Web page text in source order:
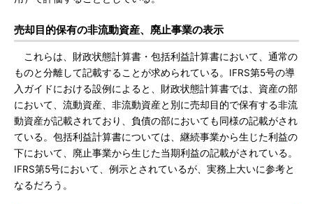
売却目的保有の非流動資産、廃止事業の表示
これらは、財政状態計算書・包括利益計算書において、通常の
ものと分離して記載することが求められている。IFRS第5号の導
入ガイドにおける設例によると、財政状態計算書では、資産の部
において、流動資産、非流動資産と別に売却目的で保有する非流
動資産が記載されており、負債の部においても同様の記載がされ
ている。包括利益計算書については、継続事業から生じた利益の
下において、廃止事業から生じた当期利益の記載がされている。
IFRS第5号において、例示とされているが、実務上大いに参考と
なるだろう。